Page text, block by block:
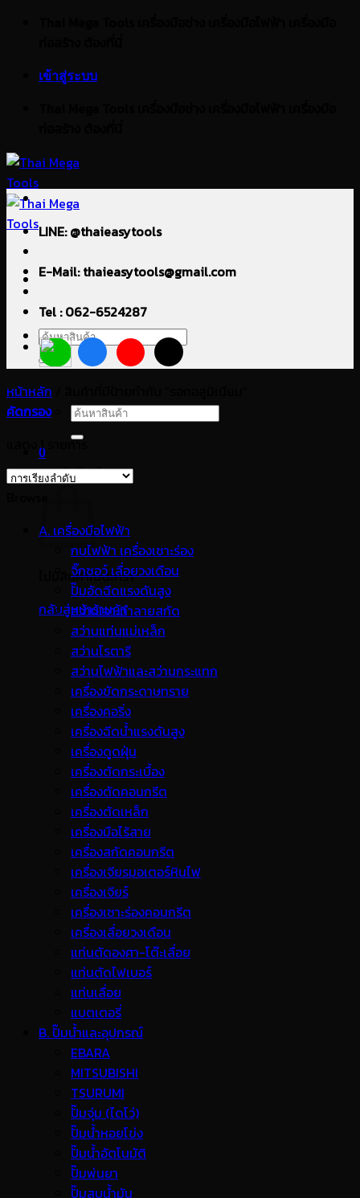
เข้าสู่ระบบ
ค้นหา:
ค้นหา:
0
ตะกร้าสินค้า
ไม่มีสินค้าในตะกร้า
กลับสู่หน้าร้านค้า
LINE: @thaieasytools
E-Mail: thaieasytools@gmail.com
Tel : 062-6524287
หน้าหลัก
คัดกรอง
แสดง 1 รายการ
A. เครื่องมือไฟฟ้า
กบไฟฟ้า เครื่องเซาะร่อง
จิ๊กซอว์ เลื่อยวงเดือน
ปั๊มอัดฉีดแรงดันสูง
สว่านเจาะทำลายสกัด
สว่านแท่นแม่เหล็ก
สว่านโรตารี
สว่านไฟฟ้าและสว่านกระแทก
เครื่องขัดกระดาษทราย
เครื่องคอริ่ง
เครื่องฉีดน้ำแรงดันสูง
เครื่องดูดฝุ่น
เครื่องตัดกระเบื้อง
เครื่องตัดคอนกรีต
เครื่องตัดเหล็ก
เครื่องมือไร้สาย
เครื่องสกัดคอนกรีต
เครื่องเจียรมอเตอร์หินไฟ
เครื่องเจียร์
เครื่องเซาะร่องคอนกรีต
เครื่องเลื่อยวงเดือน
แท่นตัดองศา-โต๊ะเลื่อย
แท่นตัดไฟเบอร์
แท่นเลื่อย
แบตเตอรี่
B. ปั๊มน้ำและอุปกรณ์
EBARA
MITSUBISHI
TSURUMI
ปั๊มจุ่ม (ไดโว่)
ปั๊มน้ำหอยโข่ง
ปั๊มน้ำอัตโนมัติ
ปั๊มพ่นยา
ปั๊มสูบน้ำมัน